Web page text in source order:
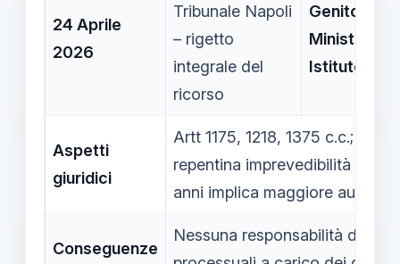
24 Aprile
2026
Tribunale Napoli
– rigetto
integrale del
ricorso
Genitori
Ministero
Istituto
Aspetti
giuridici
Artt 1175, 1218, 1375 c.c.;
repentina imprevedibilità
anni implica maggiore
Conseguenze
Nessuna responsabilità della